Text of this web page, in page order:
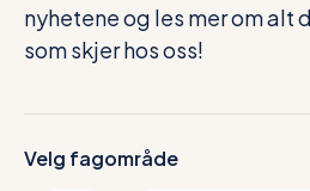
nyhetene og les mer om alt
som skjer hos oss!
Velg fagområde